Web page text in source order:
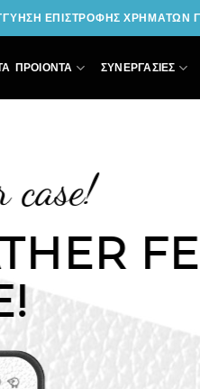
ΕΠΙΣΤΡΟΦΗΣ ΧΡΗΜΑΤΩΝ
ΠΡΟΙΟΝΤΑ ΣΥΝΕΡΓΑΣΙΕΣ
case!